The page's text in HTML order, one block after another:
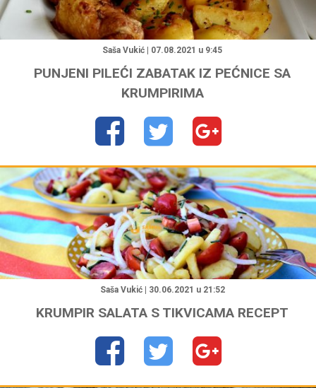
"
Saša Vukić | 07.08.2021 u 9:45
PUNJENI PILEĆI ZABATAK IZ PEĆNICE SA
KRUMPIRIMA
"
Saša Vukić | 30.06.2021 u 21:52
KRUMPIR SALATA S TIKVICAMA RECEPT